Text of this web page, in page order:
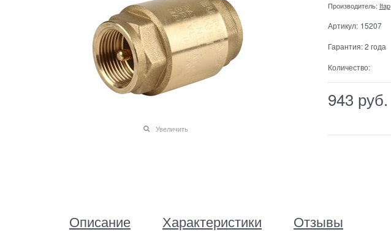
Увеличить
Производитель: Itap
Артикул: 15207
Гарантия:2 года
Количество:
943 руб.
Описание Характеристики Отзывы